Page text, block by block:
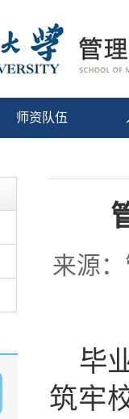
师资队伍
来源
毕
筑牢